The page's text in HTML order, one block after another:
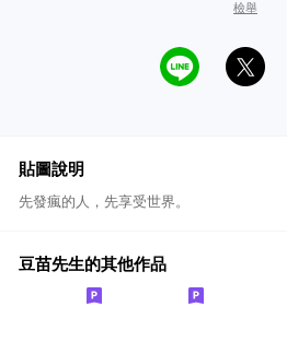
檢舉
貼圖說明
先發瘋的人，先享受世界。
豆苗先生的其他作品